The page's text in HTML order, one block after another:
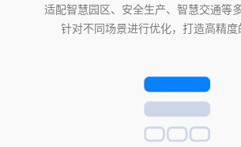
适配智慧园区、安全生产、智慧交通等
针对不同场景进行优化，打造高精度